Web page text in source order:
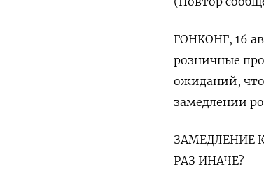
ГОНКОНГ, 16
розничные
ожиданий, что
замедлении
ЗАМЕДЛЕНИЕ
РАЗ ИНАЧЕ?